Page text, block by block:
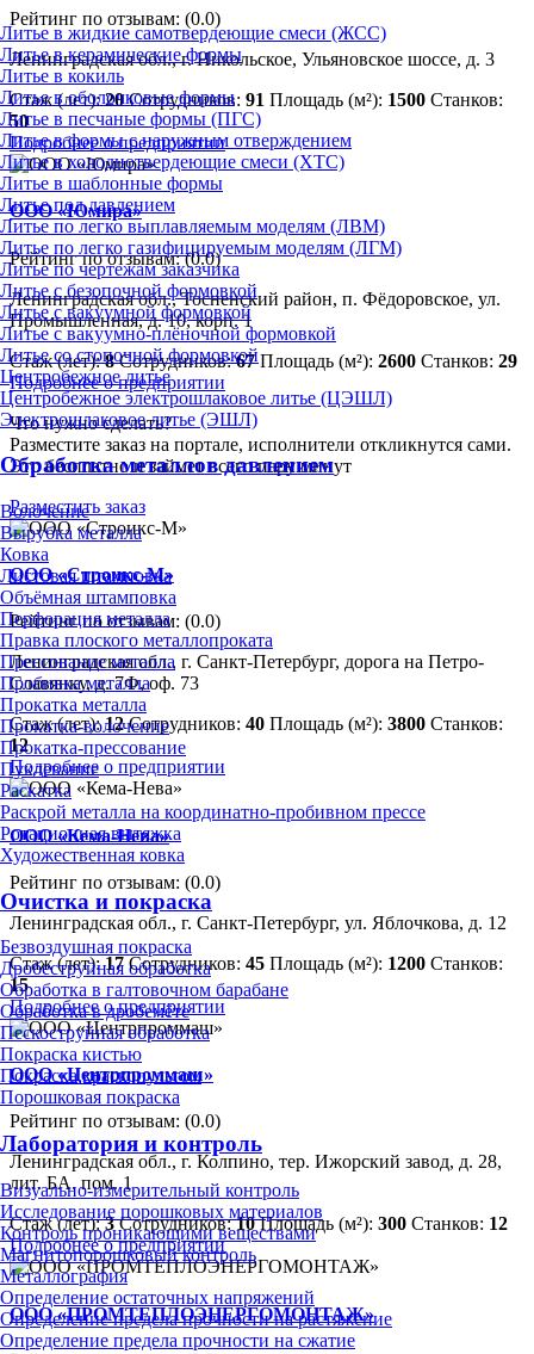
Литье в жидкие самотвердеющие смеси (ЖСС)
Литье в керамические формы
Литье в кокиль
Литье в оболочковые формы
Литье в песчаные формы (ПГС)
Литье в формы с наружным отверждением
Литье в холоднотвердеющие смеси (ХТС)
Литье в шаблонные формы
Литье под давлением
Литье по легко выплавляемым моделям (ЛВМ)
Литье по легко газифицируемым моделям (ЛГМ)
Литье по чертежам заказчика
Литье с безопочной формовкой
Литье с вакуумной формовкой
Литье с вакуумно-плёночной формовкой
Литье со стопочной формовкой
Центробежное литье
Центробежное электрошлаковое литье (ЦЭШЛ)
Электрошлаковое литье (ЭШЛ)
Обработка металлов давлением
Волочение
Вырубка металла
Ковка
Листовая штамповка
Объёмная штамповка
Перфорация металла
Правка плоского металлопроката
Прессование металла
Пробивка металла
Прокатка металла
Прокатка-волочение
Прокатка-прессование
Пуклевание
Раскатка
Раскрой металла на координатно-пробивном прессе
Ротационная вытяжка
Художественная ковка
Очистка и покраска
Безвоздушная покраска
Дробеструйная обработка
Обработка в галтовочном барабане
Обработка в дробемёте
Пескоструйная обработка
Покраска кистью
Покраска краскопультом
Порошковая покраска
Лаборатория и контроль
Визуально-измерительный контроль
Исследование порошковых материалов
Контроль проникающими веществами
Магнитопорошковый контроль
Металлография
Определение остаточных напряжений
Определение предела прочности на растяжение
Определение предела прочности на сжатие
Рейтинг по отзывам: (0.0)
Ленинградская обл., г. Никольское, Ульяновское шоссе, д. 3
Стаж (лет):20 Сотрудников: 91 Площадь (м²): 1500 Станков:
50
Подробнее о предприятии
ООО «Юмира»
Рейтинг по отзывам:(0.0)
Ленинградская обл., Тосненский район, п. Фёдоровское, ул.
Промышленная, д. 10, корп. 1
Стаж (лет):8 Сотрудников:67 Площадь (м²): 2600 Станков: 29
Подробнее о предприятии
Что нужно сделать?
Разместите заказ на портале, исполнители откликнутся сами.
Это бесплатно и займет всего пару минут
Разместить заказ
ООО «Строикс-М»
Рейтинг по отзывам: (0.0)
Ленинградская обл., г. Санкт-Петербург, дорога на Петро-
Славянку, д. 7Ф, оф. 73
Стаж (лет):12 Сотрудников: 40 Площадь (м²): 3800 Станков:
12
Подробнее о предприятии
ООО «Кема-Нева»
Рейтинг по отзывам: (0.0)
Ленинградская обл., г. Санкт-Петербург, ул. Яблочкова, д. 12
Стаж (лет):17 Сотрудников: 45 Площадь (м²): 1200 Станков:
15
Подробнее о предприятии
ООО «Центрпроммаш»
Рейтинг по отзывам: (0.0)
Ленинградская обл., г. Колпино, тер. Ижорский завод, д. 28,
лит. БА. пом. 1
Стаж (лет):3 Сотрудников:10 Площадь (м²): 300 Станков: 12
Подробнее о предприятии
ООО «ПРОМТЕПЛОЭНЕРГОМОНТАЖ»